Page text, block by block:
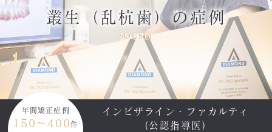
叢生（乱杭歯）の症例
SOUSEI
年間矯正症例
150～400 件
インビザライン・ファカルティ
(公認指導医)